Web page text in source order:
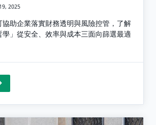
2025
助企業落實財務透明與風險控管，了解
」從安全、效率與成本三面向篩選最適